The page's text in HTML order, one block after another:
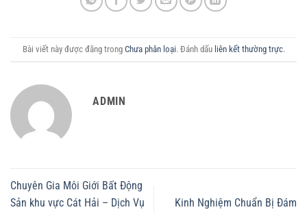
Bài viết này được đăng trong Chưa phân loại. Đánh dấu liên kết thường trực.
ADMIN
Chuyên Gia Môi Giới Bất Động
Sản khu vực Cát Hải – Dịch Vụ
Kinh Nghiệm Chuẩn Bị Đám